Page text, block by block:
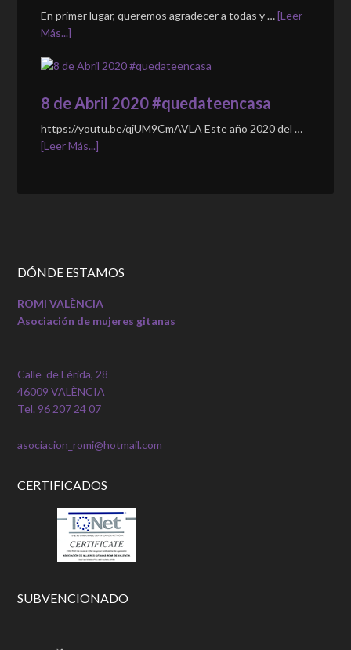
En primer lugar, queremos agradecer a todas y …[Leer
Más...]
8 de Abril 2020 #quedateencasa
https://youtu.be/qjUM9CmAVLA Este año 2020 del …
[Leer Más...]
DÓNDE ESTAMOS
ROMI VALÈNCIA
Asociación de mujeres gitanas
Calle de Lérida, 28
46009 VALÈNCIA
Tel. 96 207 24 07
asociacion_romi@hotmail.com
CERTIFICADOS
SUBVENCIONADO